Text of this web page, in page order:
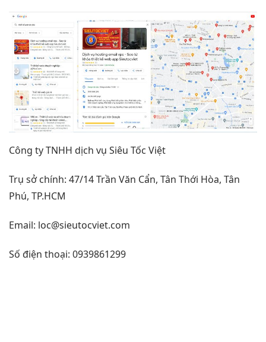
Công ty TNHH dịch vụ Siêu Tốc Việt
Trụ sở chính: 47/14 Trần Văn Cẩn, Tân Thới Hòa, Tân
Phú, TP.HCM
Email: loc@sieutocviet.com
Số điện thoại: 0939861299